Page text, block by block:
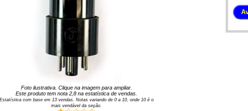
Foto ilustrativa. Clique na imagem para ampliar.
Este produto tem nota2,8 na estatística de vendas.
Estatística com base em 13vendas. Notas variando de 0a 10, onde 10 é o
mais vendável da seção.